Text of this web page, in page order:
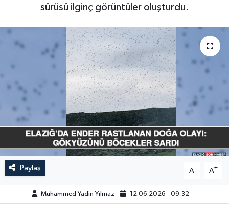
sürüsü ilginç görüntüler oluşturdu.
Paylaş A- A+
Muhammed Yadin Yılmaz 12.06.2026 - 09:32
GÜNDEM
HABERDE İNSAN
KÜLTÜR-SANAT
MAGAZİN
MEDYA
ÖZEL HABER
POLİTİKA